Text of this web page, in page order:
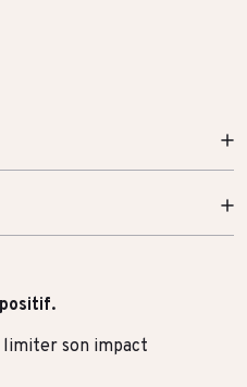
positif.
limiter son impact